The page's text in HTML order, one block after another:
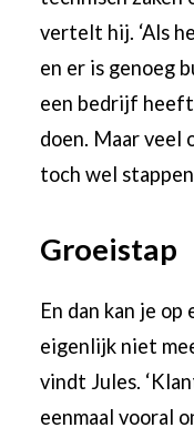
vertelt hij. ‘Als
en er is genoeg
een bedrijf
doen. Maar veel
toch wel stappen
Groeistap
En dan kan je op
eigenlijk niet
vindt Jules.
eenmaal vooral